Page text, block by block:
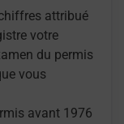
attribué
votre
du permis
vous
avant 1976